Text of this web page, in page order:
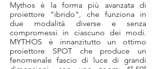
Mythos è la forma più avanzata di
proiettore "ibrido", che funziona in
due modalità diverse e senza
compromessi in ciascuno dei modi.
MYTHOS è innanzitutto un ottimo
proiettore SPOT che produce un
fenomenale fascio di luce di grandi